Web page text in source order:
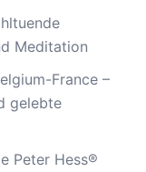
Meditation
France –
gelebte
Peter Hess®